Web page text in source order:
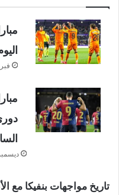
فبراير
ديسمبر 11, 2024
تاريخ مواجهات بنفيكا مع